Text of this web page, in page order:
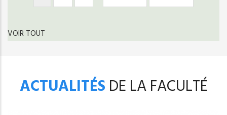
courante
suivante
page
VOIR TOUT
ACTUALITÉS DE LA FACULTÉ